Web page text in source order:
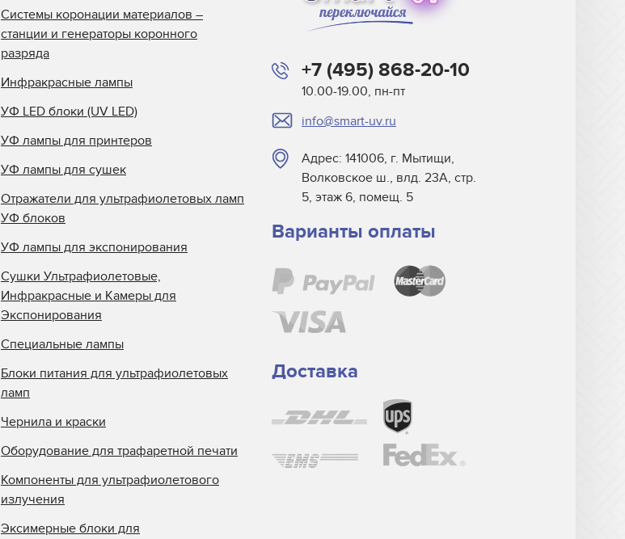
+7 (495) 868-20-10
10.00-19.00, пн-пт
info@smart-uv.ru
Адрес: 141006, г. Мытищи,
Волковское ш., влд. 23А, стр.
5, этаж 6, помещ. 5
Варианты оплаты
Доставка
Системы коронации материалов –
станции и генераторы коронного
разряда
Инфракрасные лампы
УФ LED блоки (UV LED)
УФ лампы для принтеров
УФ лампы для сушек
Отражатели для ультрафиолетовых ламп
УФ блоков
УФ лампы для экспонирования
Сушки Ультрафиолетовые,
Инфракрасные и Камеры для
Экспонирования
Специальные лампы
Блоки питания для ультрафиолетовых
ламп
Чернила и краски
Оборудование для трафаретной печати
Компоненты для ультрафиолетового
излучения
Эксимерные блоки для